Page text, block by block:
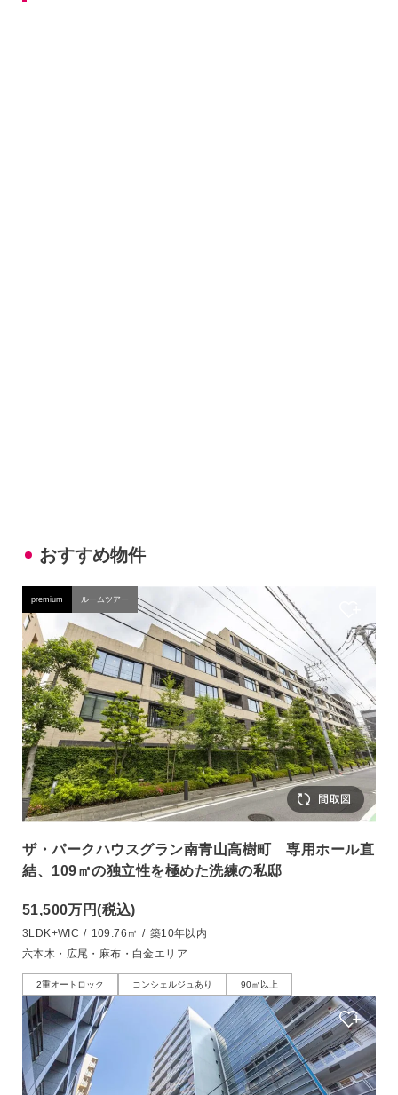
おすすめ物件
premium ルームツアー
ザ・パークハウスグラン南青山高樹町 専用ホール直
結、109㎡の独立性を極めた洗練の私邸
51,500万円(税込)
3LDK+WIC / 109.76㎡ / 築10年以内
六本木・広尾・麻布・白金エリア
2重オートロック コンシェルジュあり 90㎡以上